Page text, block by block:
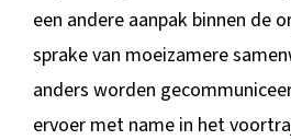
een andere aanpak binnen de
sprake van moeizamere
anders worden
ervoer met name in het